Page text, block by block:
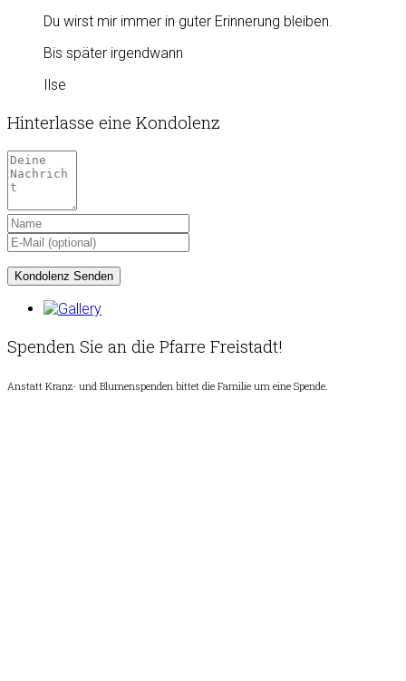
Du wirst mir immer in guter Erinnerung bleiben.
Bis später irgendwann
Ilse
Hinterlasse eine Kondolenz
Spenden Sie an die Pfarre Freistadt!
Anstatt Kranz- und Blumenspenden bittet die Familie um eine Spende.